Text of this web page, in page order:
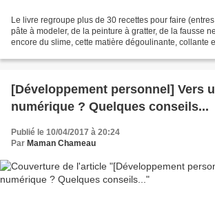
Le livre regroupe plus de 30 recettes pour faire
pâte à modeler, de la peinture à gratter, de la fausse
encore du slime, cette matière dégoulinante, collante
[Développement personnel] Vers
numérique ? Quelques conseils...
Publié le 10/04/2017 à 20:24
Par Maman Chameau